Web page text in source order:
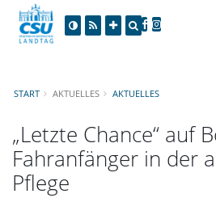
START AKTUELLES AKTUELLES
Letzte Chance“ auf
Fahranfänger in der
Pflege